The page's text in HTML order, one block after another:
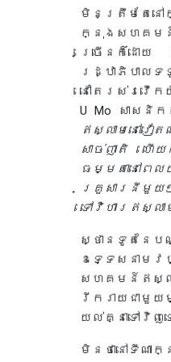
មិនត្រឹមតែន
ក្នុងសហគមន៍
ច្រើនក៏ដោយ
រដ្ឋាភិបាល
នៅតែរស់រវើ
U Mo សាសនិក
ឥស្លាមនៅវៀ
សាច់ញាតិ ហើ
ធម្មតានៅព
គ្រួសារនីមួយ
ទៅវិហារឥស្ល
ស្ថានទូតនៃ
ឧទ្ទេសនាម
សហគមន៍ឥស្ល
រីករាយជាមួ
យល់គ្នាទៅវិ
មិនថានៅទីណា